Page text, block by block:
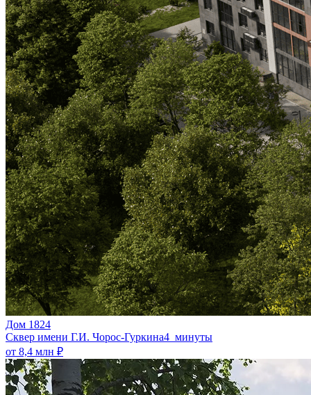
Дом 1824
Сквер имени Г.И. Чорос-Гуркина4 минуты
от 8,4 млн ₽